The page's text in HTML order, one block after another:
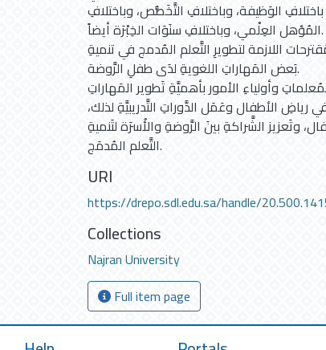
الوَظيفة، وباختلافِ التَّخَصُّص، وباختلافِ
المُؤهل العِلْمي، وباختلافِ سنَوَات الخِبْرَة أيضاً.
اللازمة لتطويرِ التَّعلم المُدمج في تنميةِ
بَعض المَهاراتِ اللغويةِ لدَى طفلِ الرَّوضة.
وأولياءِ الأمور بأهميَّةِ تَطوير المَهاراتِ
رياضِ الأطفال وعَمَل الدَّوراتِ التَّدريبيَّةِ لذلك،
وتَعزيز الشَّراكةِ بينَ الرَّوضةِ والأُسرَة لتَنميةِ
التَّعلم المُدمَج.
URI
https://drepo.sdl.edu.sa/handle/
Collections
Najran University
Full item page